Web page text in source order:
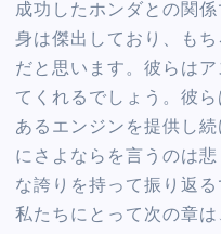
成功したホンダとの関
身は傑出しており、も
だと思います。彼らは
てくれるでしょう。彼
あるエンジンを提供し
にさよならを言うのは
な誇りを持って振り返
私たちにとって次の章